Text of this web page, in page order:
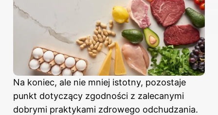
Na koniec, ale nie mniej istotny, pozostaje
punkt dotyczący zgodności z zalecanymi
dobrymi praktykami zdrowego odchudzania.